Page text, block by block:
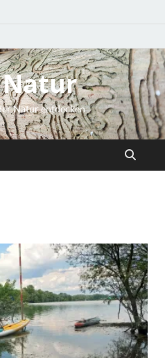
Natur
Natur entdecken